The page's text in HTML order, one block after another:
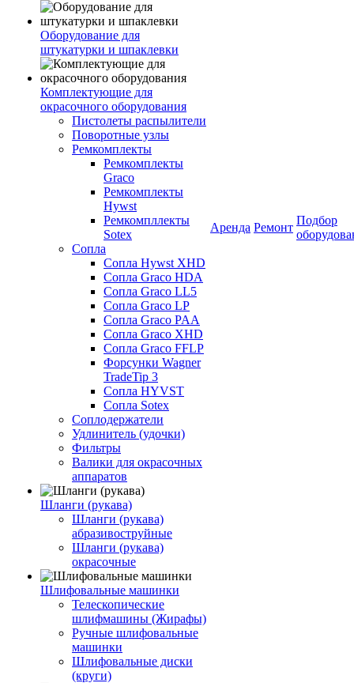
Оборудование для
штукатурки и шпаклевки
Комплектующие для
окрасочного оборудования
Пистолеты распылители
Поворотные узлы
Ремкомплекты
Ремкомплекты
Graco
Ремкомплекты
Hywst
Ремкомпллекты
Sotex
Сопла
Сопла Hywst XHD
Сопла Graco HDA
Сопла Graco LL5
Сопла Graco LP
Сопла Graco PAA
Сопла Graco XHD
Сопла Graco FFLP
Форсунки Wagner
TradeTip 3
Сопла HYVST
Сопла Sotex
Соплодержатели
Удлинитель (удочки)
Фильтры
Валики для окрасочных
аппаратов
Шланги (рукава)
Шланги (рукава)
абразивоструйные
Шланги (рукава)
окрасочные
Шлифовальные машинки
Телескопические
шлифмашины (Жирафы)
Ручные шлифовальные
машинки
Шлифовальные диски
(круги)
Аренда Ремонт
Подбор